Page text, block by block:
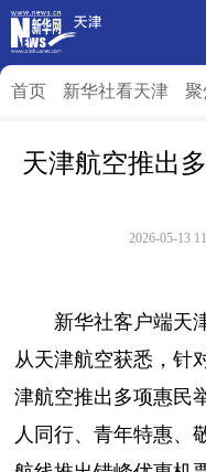
首页 新华社看天津 聚
天津航空推出
2026-05-13
新华社客户端天
从天津航空获悉，针
津航空推出多项惠民
人同行、青年特惠、